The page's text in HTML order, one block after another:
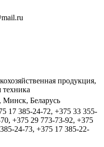
продукция,
техника
Минск, Беларусь
17 385-24-72, +375 33 355-
+375 29 773-73-92, +375
24-73, +375 17 385-22-